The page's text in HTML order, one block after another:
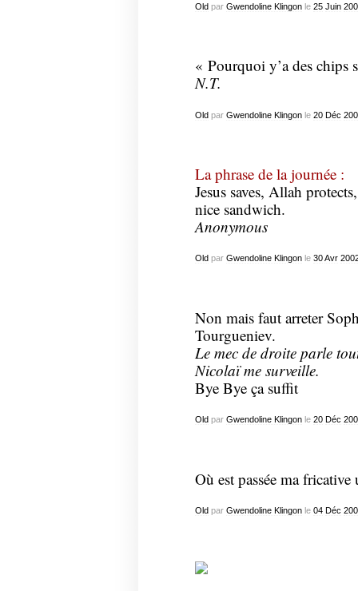
Oldpar Gwendoline Klingonle 25 Juin
« Pourquoi y’a des chips
N.T.
Oldpar Gwendoline Klingonle 20 Déc
La phrase de la journée :
Jesus saves, Allah
nice sandwich.
Anonymous
Old par Gwendoline Klingonle 30 Avr
Non mais faut arreter
Tourgueniev.
Le mec de droite parle
Nicolaï me surveille.
Bye Bye ça suffit
Old par Gwendoline Klingonle 20 Déc
Où est passée ma
Oldpar Gwendoline Klingonle 04 Déc